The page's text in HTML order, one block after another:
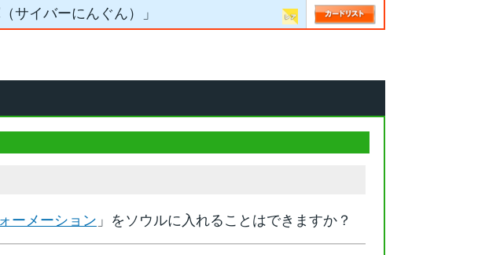
サイバーにんぐん）」
ーメーション 」をソウルに入れることはできますか？